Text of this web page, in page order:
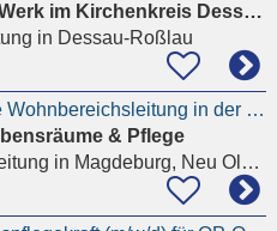
Diakonisches Werk im Kirchenkreis Dessau e. V.
in Dessau-Roßlau
Stellvertretende Wohnbereichsleitung in der Seniorenresidenz Magdeburg m/w/d
& Pflege
in Magdeburg, Neu Olvenstedt